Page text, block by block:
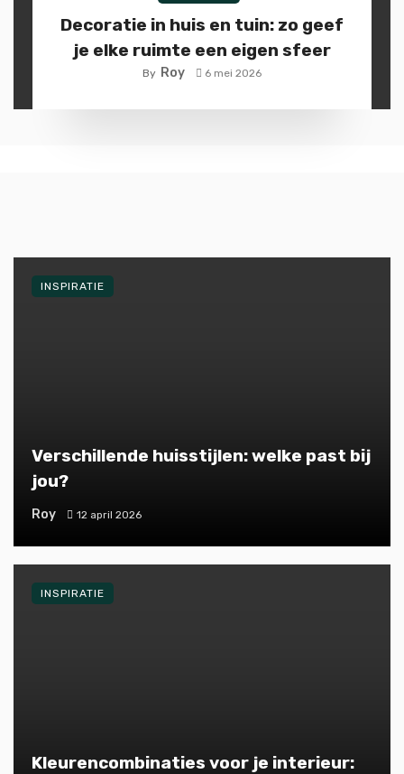
Decoratie in huis en tuin: zo geef
je elke ruimte een eigen sfeer
By Roy 6 mei 2026
Verschillende huisstijlen: welke past bij
jou?
Roy 12 april 2026
INSPIRATIE
Kleurencombinaties voor je interieur:
INSPIRATIE